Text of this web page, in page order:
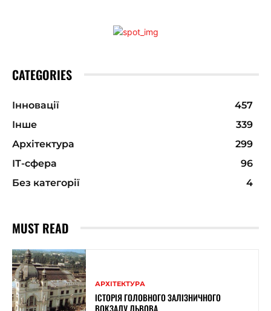
CATEGORIES
Інновації
457
Інше
339
Архітектура
299
ІТ-сфера
96
Без категорії
4
MUST READ
АРХІТЕКТУРА
ІСТОРІЯ ГОЛОВНОГО ЗАЛІЗНИЧНОГО
ВОКЗАЛУ ЛЬВОВА